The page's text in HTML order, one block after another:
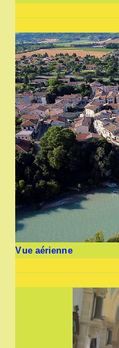
Vue aérienne